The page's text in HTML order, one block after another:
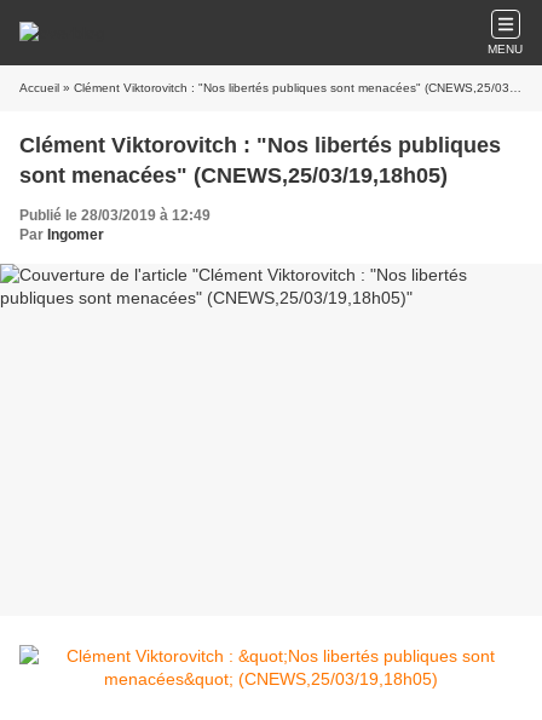
MENU
Accueil » Clément Viktorovitch : "Nos libertés publiques sont menacées" (CNEWS,25/03/19,18h05)
Clément Viktorovitch : "Nos libertés publiques
sont menacées" (CNEWS,25/03/19,18h05)
Publié le 28/03/2019 à 12:49
Par Ingomer